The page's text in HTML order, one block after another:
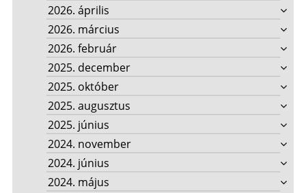
2026. április
2026. március
2026. február
2025. december
2025. október
2025. augusztus
2025. június
2024. november
2024. június
2024. május